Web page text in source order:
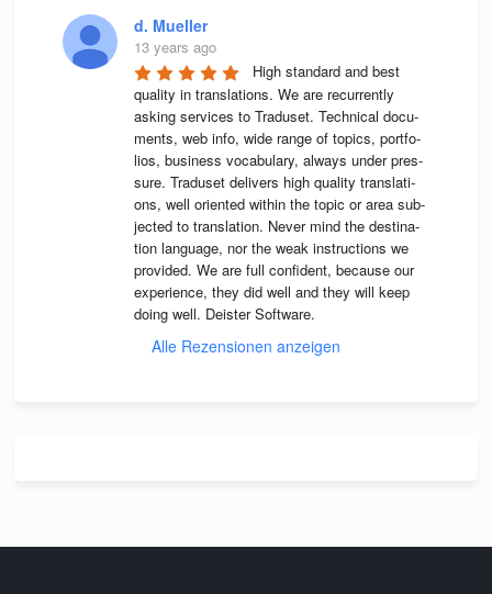
d. Mueller
13 years ago
High stan­dard and best
qua­lity in trans­la­ti­ons. We are recur­rently
asking ser­vices to Tra­du­set. Tech­ni­cal docu­
ments, web info, wide range of topics, port­fo­
lios, busi­ness voca­bu­lary, always under pres­
sure. Tra­du­set deli­vers high qua­lity trans­la­ti­
ons, well ori­en­ted wit­hin the topic or area sub­
jec­ted to trans­la­tion. Never mind the desti­na­
tion lan­guage, nor the weak instruc­tions we
pro­vi­ded. We are full con­fi­dent, because our
expe­ri­ence, they did well and they will keep
doing well. Deis­ter Software.
Alle Rezensionen anzeigen